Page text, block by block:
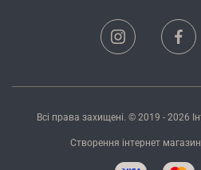
Всі права захищені. © 2019 - 2026
Створення інтернет